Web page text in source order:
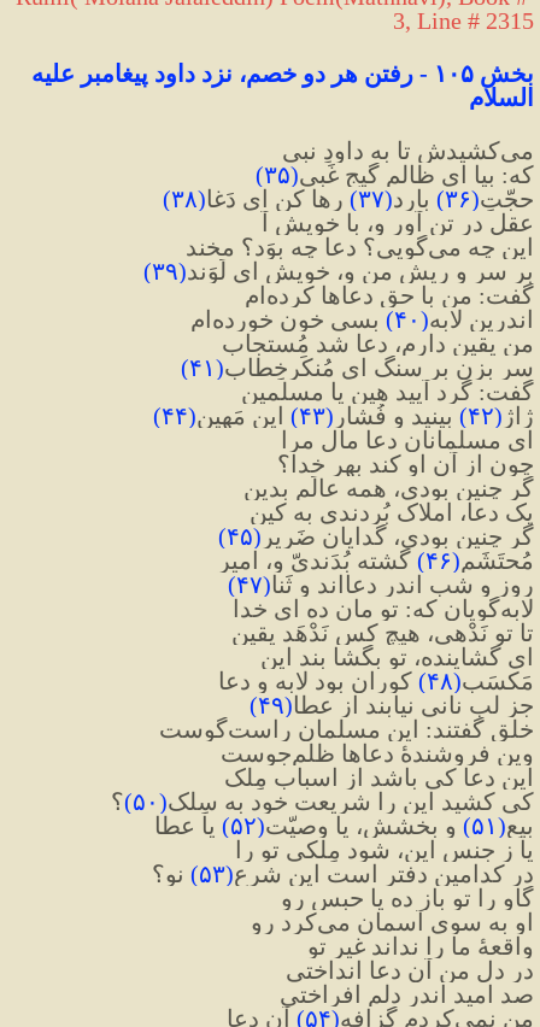
3, Line # 2315
السلام
می‌کشیدش تا به داودِ نبی
که: بیا ای ظالمِ گیج غَبی(۳۵)
حجّتِ(۳۶) بارِد(۳۷) رها کن ای دَغا(۳۸)
عقل در تن آور و، با خویش آ
این چه می‌گویی؟ دعا چه بوَد؟ مخند
بر سر و ریشِ من و، خویش ای لَوَند(۳۹)
گفت: من با حق دعاها کرده‌ام
اندرین لابه(۴۰) بسی خون خورده‌ام
من یقین دارم، دعا شد مُستجاب
سر بزن بر سنگ ای مُنکَرخِطاب(۴۱)
گفت: گرد آیید هین یا مسلمین
ژاژ (۴۲) بینید و فُشارِ (۴۳) این مَهین(۴۴)
ای مسلمانان دعا مال مرا
چون از آنِ او کند بهر خدا؟
گر چنین بودی، همه عالَم بدین
یک دعا، املاک بُردندی به کین
گر چنین بودی، گدایانِ ضَریر (۴۵)
مُحتَشَم(۴۶) گشته بُدَندیّ و، امیر
روز و شب اندر دعااند و ثَنا(۴۷)
لابه‌گویان که: تو مان ده ای خدا
تا تو نَدْهی، هیچ کس نَدْهَد یقین
ای گشاینده، تو بگشا بند این
مَکسَبِ(۴۸) کوران بود لابه و دعا
جز لب نانی نیابند از عطا(۴۹)
خلق گفتند: این مسلمان راست‌گوست
وین فروشندهٔ دعاها ظلم‌جوست
این دعا کی باشد از اسباب مِلک
کی کشید این را شریعت خود به سِلک(۵۰)؟
بیع(۵۱) و بخشش، یا وصیّت(۵۲) یا عطا
یا ز جنس این، شود مِلکی تو را
در کدامین دفتر است این شرع(۵۳) نو؟
گاو را تو باز ده یا حبس رو
او به سوی آسمان می‌کرد رو
واقعهٔ ما را نداند غیر تو
در دل من آن دعا انداختی
صد امید اندر دلم افراختی
من نمی‌کردم گِزافه
(۵۴) آن دعا